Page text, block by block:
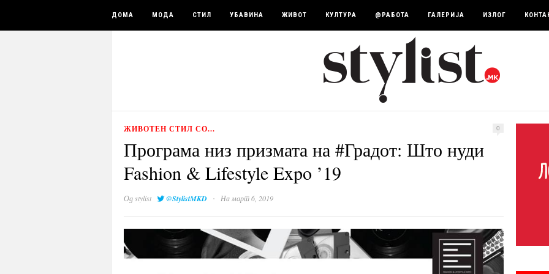
ДОМА МОДА СТИЛ УБАВИНА ЖИВОТ КУЛТУРА @РАБОТА ГАЛЕРИЈА ИЗЛОГ
ЖИВОТЕН СТИЛ СО... 0
Програма низ призмата на #Градот: Што нуди
Fashion & Lifestyle Expo ’19
Одstylist @StylistMKD · На март 6, 2019